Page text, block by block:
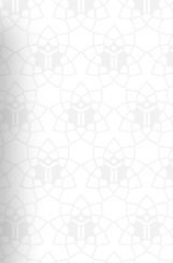
www.afif.tj -